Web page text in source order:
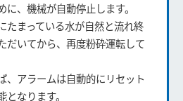
に、機械が自動停止します。
たまっている水が自然と流れ終
だいてから、再度粉砕運転して
、アラームは自動的にリセット
なります。